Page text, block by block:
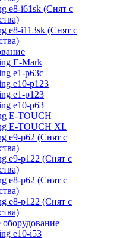
e8-i61sk (Снят с
e8-i113sk (Снят с
E-Mark
e1-p63с
e10-p123
e1-p123
e10-p63
E-TOUCH
E-TOUCH XL
e9-p62 (Снят с
e9-p122 (Снят с
e8-p62 (Снят с
e8-p122 (Снят с
e10-i53